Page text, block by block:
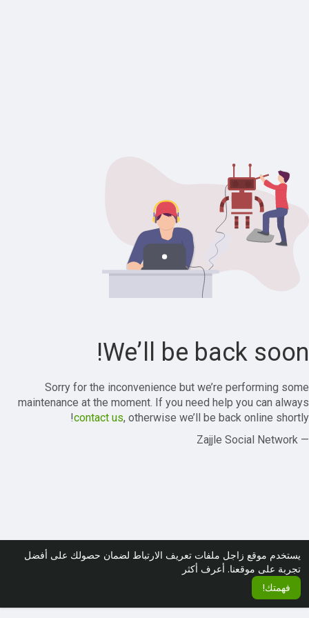
يستخدم موقع زاجل ملفات تعريف الارتباط لضمان حصولك على أفضل
تجربة على موقعنا. أعرف أكثر
فهمتك!
We’ll be back soon!
Sorry for the inconvenience but we’re performing some
maintenance at the moment. If you need help you can always
contact us, otherwise we’ll be back online shortly!
— Zajjle Social Network